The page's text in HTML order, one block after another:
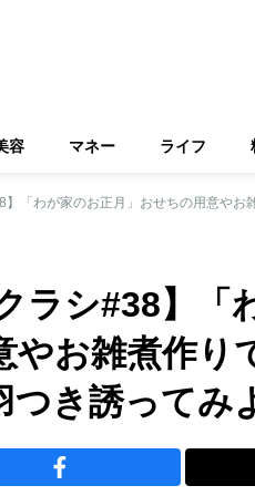
容 マネー ライフ
ラシ#38】「
お雑煮作り
き誘ってみ